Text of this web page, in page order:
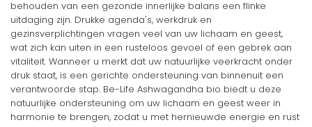
behouden van een gezonde innerlijke balans een flinke
uitdaging zijn. Drukke agenda's, werkdruk en
gezinsverplichtingen vragen veel van uw lichaam en geest,
wat zich kan uiten in een rusteloos gevoel of een gebrek aan
vitaliteit. Wanneer u merkt dat uw natuurlijke veerkracht onder
druk staat, is een gerichte ondersteuning van binnenuit een
verantwoorde stap. Be-Life Ashwagandha bio biedt u deze
natuurlijke ondersteuning om uw lichaam en geest weer in
harmonie te brengen, zodat u met hernieuwde energie en rust